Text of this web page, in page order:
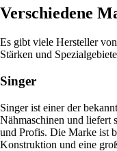
Verschiedene
Es gibt viele Hersteller
Stärken und
Singer
Singer ist einer der
Nähmaschinen und liefert
und Profis. Die Marke ist
Konstruktion und eine